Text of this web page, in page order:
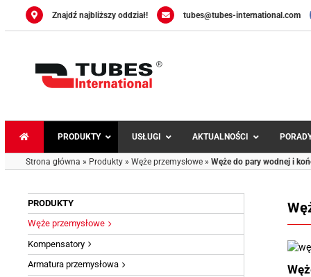
Przejdź
Znajdź najbliższy oddział! tubes@tubes-international.com
PRODUKTY
Węże do wody
Przewody do
USŁUGI AKTUALNOŚCI
Strona główna » Produkty » Węże przemysłowe » Węże do pary wodnej i
PRODUKTY
Węże przemysłowe
Kompensatory
Armatura przemysłowa